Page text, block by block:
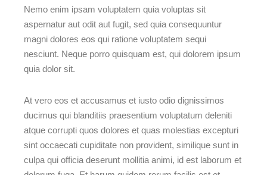
Nemo enim ipsam voluptatem quia voluptas sit
aspernatur aut odit aut fugit, sed quia consequuntur
magni dolores eos qui ratione voluptatem sequi
nesciunt. Neque porro quisquam est, qui dolorem ipsum
quia dolor sit.
At vero eos et accusamus et iusto odio dignissimos
ducimus qui blanditiis praesentium voluptatum deleniti
atque corrupti quos dolores et quas molestias excepturi
sint occaecati cupiditate non provident, similique sunt in
culpa qui officia deserunt mollitia animi, id est laborum et